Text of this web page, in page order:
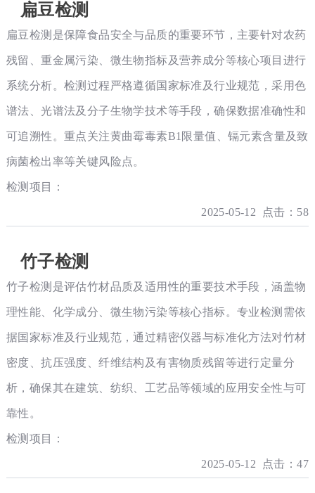
扁豆检测
扁豆检测是保障食品安全与品质的重要环节，主要针对农药
残留、重金属污染、微生物指标及营养成分等核心项目进行
系统分析。检测过程严格遵循国家标准及行业规范，采用色
谱法、光谱法及分子生物学技术等手段，确保数据准确性和
可追溯性。重点关注黄曲霉毒素B1限量值、镉元素含量及致
病菌检出率等关键风险点。
检测项目：
2025-05-12 点击：58
竹子检测
竹子检测是评估竹材品质及适用性的重要技术手段，涵盖物
理性能、化学成分、微生物污染等核心指标。专业检测需依
据国家标准及行业规范，通过精密仪器与标准化方法对竹材
密度、抗压强度、纤维结构及有害物质残留等进行定量分
析，确保其在建筑、纺织、工艺品等领域的应用安全性与可
靠性。
检测项目：
2025-05-12 点击：47